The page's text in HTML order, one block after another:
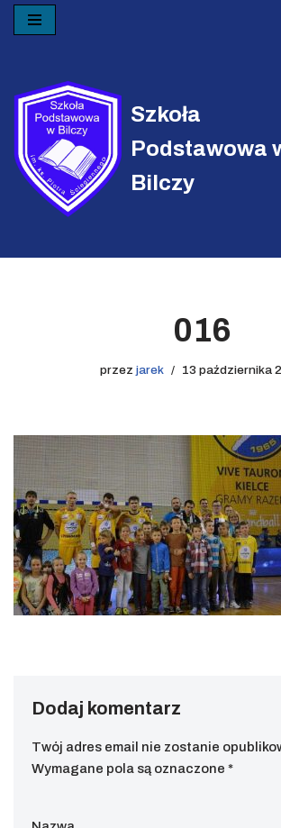
treści
Szkoła
Podstawowa
Bilczy
016
przez jarek 13 października
Dodaj komentarz
Twój adres email nie zostanie
Wymagane pola są oznaczone *